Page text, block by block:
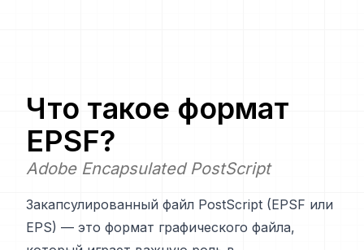
Что такое формат
EPSF?
Adobe Encapsulated PostScript
Закапсулированный файл PostScript (EPSF или
EPS) — это формат графического файла,